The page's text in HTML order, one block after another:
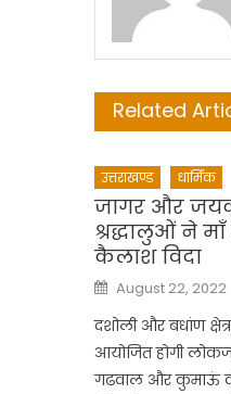
Related
उत्तराखण्ड धार्मिक
जागर और
श्रद्धालुओं ने
कैलाश विदा
Posted
on
August 22, 2022
दशोली और बधांण
आयोजित होगी
गढवाल और कुमाऊं की